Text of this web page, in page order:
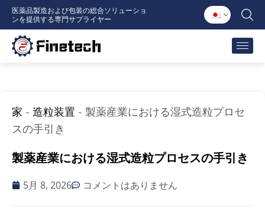
医薬品製造および包装の総合ソリューショ
ンを提供する専門サプライヤー
家 - 造粒装置 - 製薬産業における湿式造粒プロセ
スの手引き
製薬産業における湿式造粒プロセスの手引き
5月 8, 2026 コメントはありません